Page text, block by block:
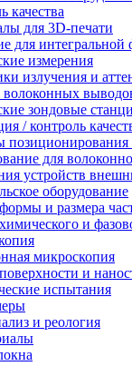
качества
для 3D-печати
для интегральной
измерения
излучения и
зондовые
/ контроль
позиционирования
для
устройств
оборудование
и размера
и
микроскопия
и
испытания
и реология